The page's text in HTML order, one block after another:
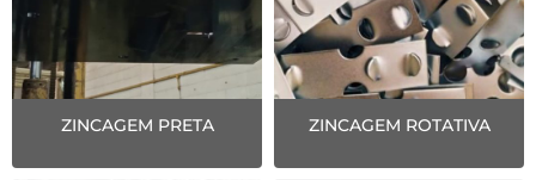
ZINCAGEM PRETA ZINCAGEM ROTATIVA